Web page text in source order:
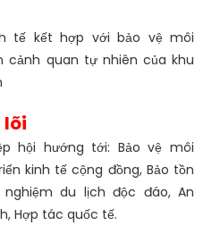
tế kết hợp với bảo vệ môi
cảnh quan tự nhiên của khu
lõi
hội hướng tới: Bảo vệ môi
kinh tế cộng đồng, Bảo tồn
du lịch độc đáo, An
Hợp tác quốc tế.